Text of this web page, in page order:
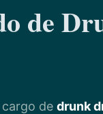
de
de drunk